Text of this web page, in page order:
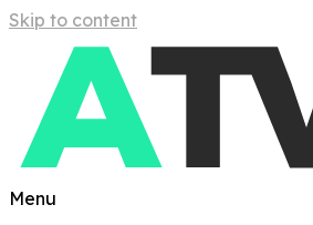
Skip to content
Menu